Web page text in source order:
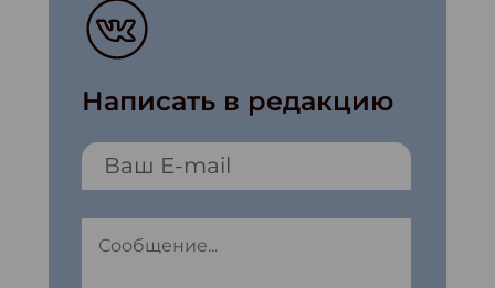
Написать в редакцию